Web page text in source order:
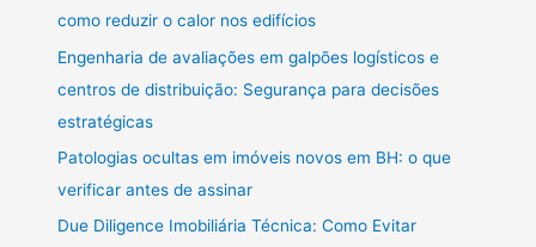
como reduzir o calor nos edifícios
Engenharia de avaliações em galpões logísticos e
centros de distribuição: Segurança para decisões
estratégicas
Patologias ocultas em imóveis novos em BH: o que
verificar antes de assinar
Due Diligence Imobiliária Técnica: Como Evitar